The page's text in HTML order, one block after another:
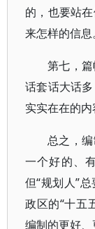
的，也要站
来怎样的信息。
第七，
话套话大话
实实在在的内
总之，
一个好的、
但“规划人”
政区的“十五
编制的更好、